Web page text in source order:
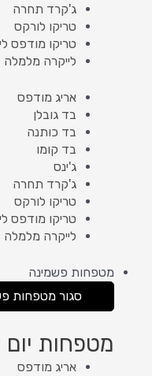
ג'קרד תחרה
טריקו לורקס
טריקו מודפס
לייקרה מלמלה
אריג מודפס
בד גובלן
בד כותנה
בד קומו
ג'ינס
ג'קרד תחרה
טריקו לורקס
טריקו מודפס
לייקרה מלמלה
מטפחות פשמינה
סגור מטפחות
מטפחות יום
אריג מודפס